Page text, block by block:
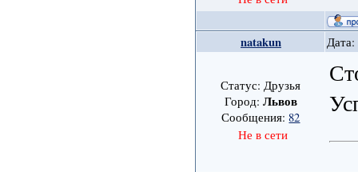
natakun
Статус: Друзья
Город: Львов
Сообщения:82
Не в сети